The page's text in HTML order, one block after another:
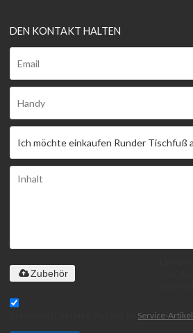
DEN KONTAKT HALTEN
Zubehör
Service-Artikel